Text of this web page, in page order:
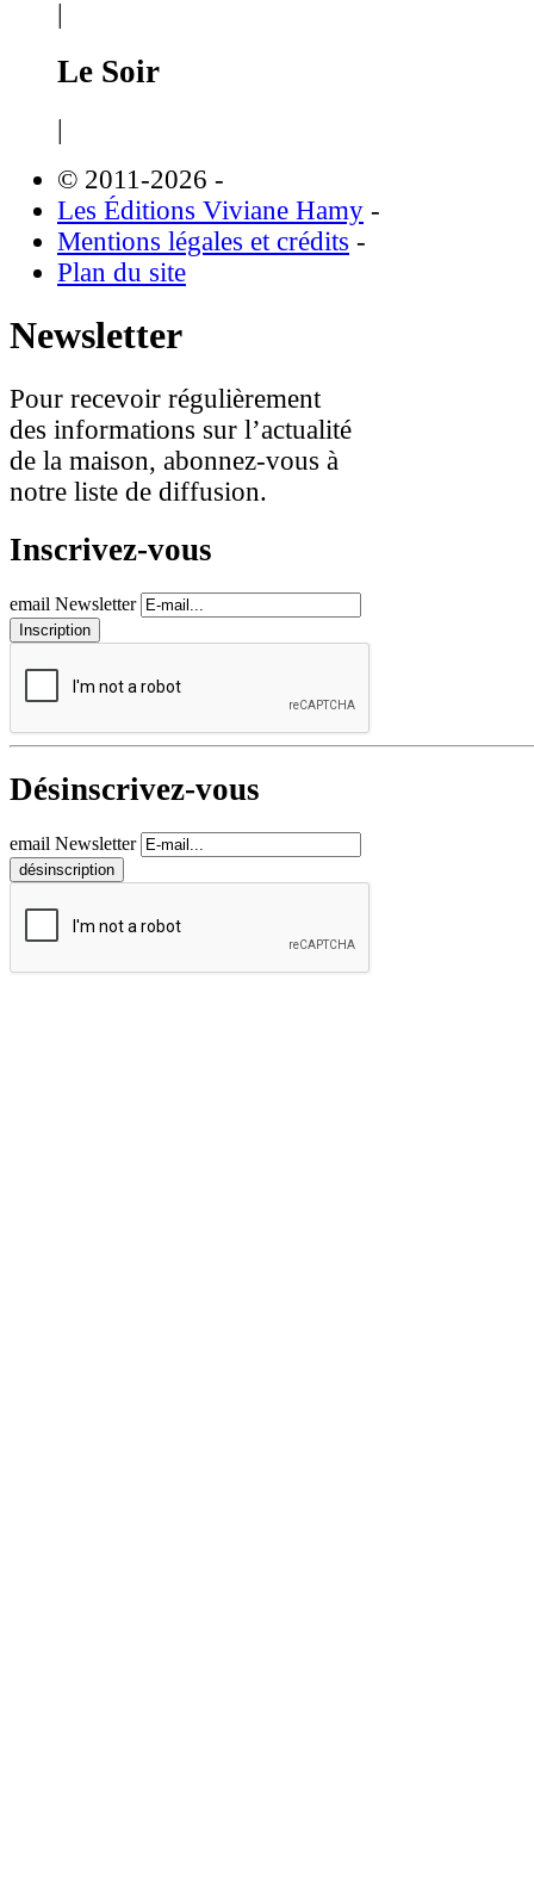
|
Le Soir
|
© 2011-2026 -
Les Éditions Viviane Hamy -
Mentions légales et crédits -
Plan du site
Newsletter
Pour recevoir régulièrement
des informations sur l’actualité
de la maison, abonnez-vous à
notre liste de diffusion.
Inscrivez-vous
email Newsletter
Désinscrivez-vous
email Newsletter